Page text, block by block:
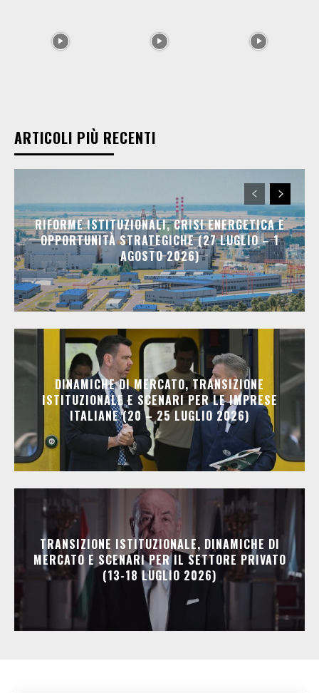
ARTICOLI PIÙ RECENTI
RIFORME ISTITUZIONALI, CRISI ENERGETICA E
OPPORTUNITÀ STRATEGICHE (27 LUGLIO – 1
AGOSTO 2026)
DINAMICHE DI MERCATO, TRANSIZIONE
ISTITUZIONALE E SCENARI PER LE IMPRESE
ITALIANE (20 – 25 LUGLIO 2026)
TRANSIZIONE ISTITUZIONALE, DINAMICHE DI
MERCATO E SCENARI PER IL SETTORE PRIVATO
(13-18 LUGLIO 2026)